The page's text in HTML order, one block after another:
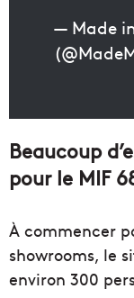
— Made
Beaucoup
pour le MIF
À commencer
showrooms, le
environ 300